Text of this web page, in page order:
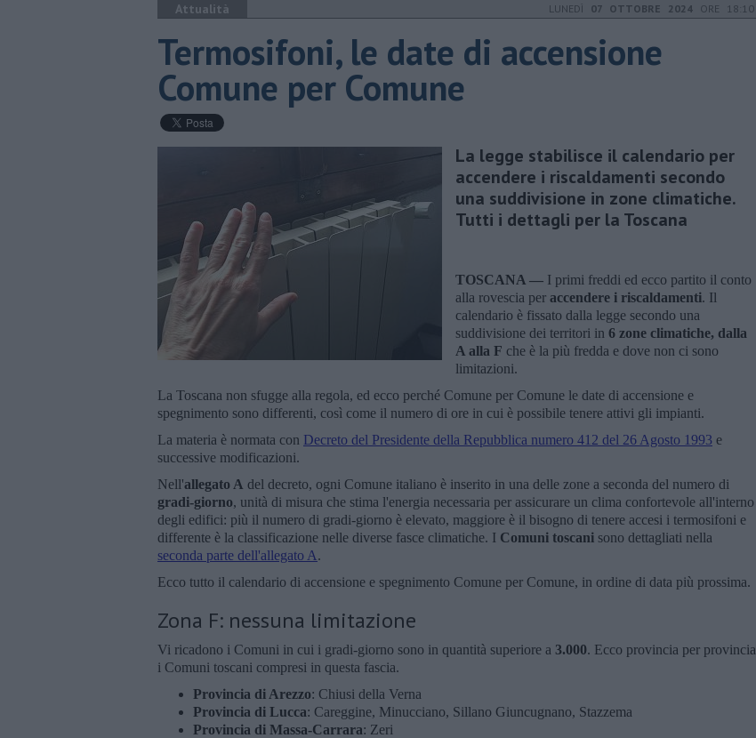
Attualità LUNEDÌ 07 OTTOBRE 2024 ORE 18:10
Termosifoni, le date di accensione
Comune per Comune
La legge stabilisce il calendario per
accendere i riscaldamenti secondo
una suddivisione in zone climatiche.
Tutti i dettagli per la Toscana
TOSCANA — I primi freddi ed ecco partito il conto
alla rovescia per accendere i riscaldamenti. Il
calendario è fissato dalla legge secondo una
suddivisione dei territori in 6 zone climatiche, dalla
A alla F che è la più fredda e dove non ci sono
limitazioni.
La Toscana non sfugge alla regola, ed ecco perché Comune per Comune le date di accensione e
spegnimento sono differenti, così come il numero di ore in cui è possibile tenere attivi gli impianti.
La materia è normata con Decreto del Presidente della Repubblica numero 412 del 26 Agosto 1993 e
successive modificazioni.
Nell'allegato A del decreto, ogni Comune italiano è inserito in una delle zone a seconda del numero di
gradi-giorno, unità di misura che stima l'energia necessaria per assicurare un clima confortevole all'interno
degli edifici: più il numero di gradi-giorno è elevato, maggiore è il bisogno di tenere accesi i termosifoni e
differente è la classificazione nelle diverse fasce climatiche. I Comuni toscani sono dettagliati nella
seconda parte dell'allegato A.
Ecco tutto il calendario di accensione e spegnimento Comune per Comune, in ordine di data più prossima.
Zona F: nessuna limitazione
Vi ricadono i Comuni in cui i gradi-giorno sono in quantità superiore a 3.000. Ecco provincia per provincia
i Comuni toscani compresi in questa fascia.
Provincia di Arezzo: Chiusi della Verna
Provincia di Lucca: Careggine, Minucciano, Sillano Giuncugnano, Stazzema
Provincia di Massa-Carrara: Zeri